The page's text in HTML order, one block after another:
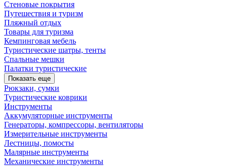
Стеновые покрытия
Путешествия и туризм
Пляжный отдых
Товары для туризма
Кемпинговая мебель
Туристические шатры, тенты
Спальные мешки
Палатки туристические
Показать еще
Рюкзаки, сумки
Туристические коврики
Инструменты
Аккумуляторные инструменты
Генераторы, компрессоры, вентиляторы
Измерительные инструменты
Лестницы, помосты
Малярные инструменты
Механические инструменты